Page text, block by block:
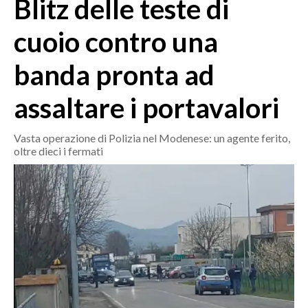
MEDIO CAMPIDANO
SASSARI E PROVINCIA
GALLURA
NUORO E PROVINCIA
OGLIASTRA
CRONACA
ITALIA
MONDO
POLITICA
ECONOMIA
SERVIZI ALLE IMPRESE
Blitz delle teste di
cuoio contro una
banda pronta ad
assaltare i portavalori
Vasta operazione di Polizia nel Modenese: un agente ferito,
oltre dieci i fermati